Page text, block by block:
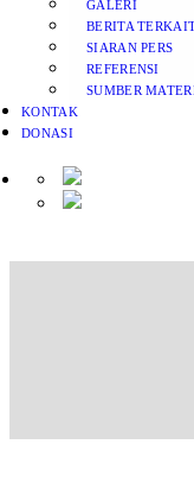
GALERI
BERITA
SIARAN PERS
REFERENSI
SUMBER
KONTAK
DONASI